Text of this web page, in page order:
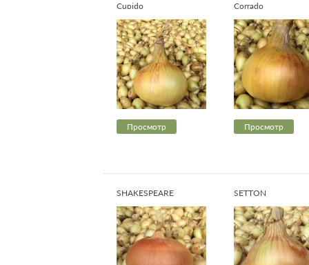
Cupido
Просмотр
Corrado
Просмотр
SHAKESPEARE SETTON